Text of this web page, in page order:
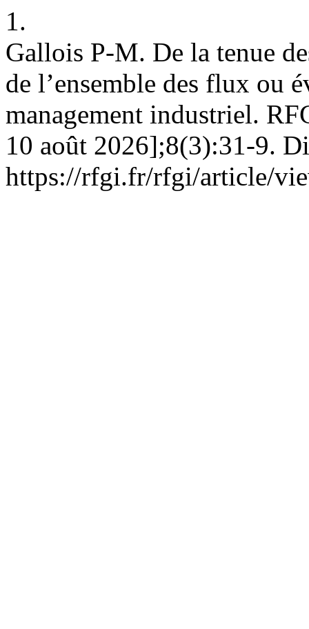
1.
Gallois P-M. De la tenue
de l’ensemble des flux ou
management industriel.
10 août 2026];8(3):31-9.
https://rfgi.fr/rfgi/article/